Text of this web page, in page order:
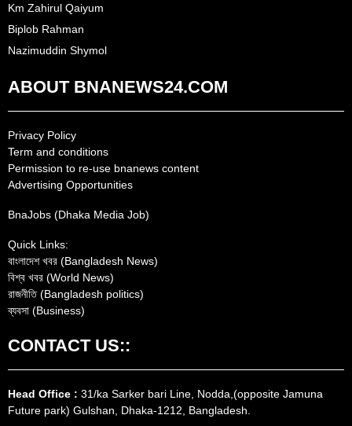
Km Zahirul Qaiyum
Biplob Rahman
Nazimuddin Shymol
ABOUT BNANEWS24.COM
Privacy Policy
Term and conditions
Permission to re-use bnanews content
Advertising Opportunities
BnaJobs (Dhaka Media Job)
Quick Links:
বাংলাদেশ খবর (Bangladesh News)
বিশ্ব খবর (World News)
রাজনীতি (Bangladesh politics)
ব্যবসা (Business)
CONTACT US::
Head Office : 31/ka Sarker bari Line, Nodda,(opposite Jamuna
Future park) Gulshan, Dhaka-1212, Bangladesh.